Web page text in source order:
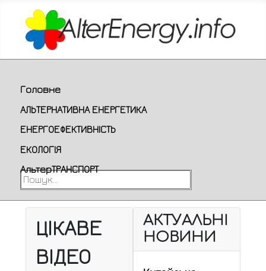
Головне
АЛЬТЕРНАТИВНА ЕНЕРГЕТИКА
ЕНЕРГОЕФЕКТИВНІСТЬ
ЕКОЛОГІЯ
АльтерТРАНСПОРТ
Пошук...
ЦІКАВЕ
ВІДЕО
АКТУАЛЬНІ
НОВИНИ